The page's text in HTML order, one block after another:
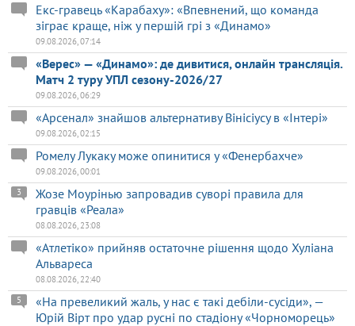
Екс-гравець «Карабаху»: «Впевнений, що команда
зіграє краще, ніж у першій грі з «Динамо»
09.08.2026, 07:14
«Верес» — «Динамо»: де дивитися, онлайн трансляція.
Матч 2 туру УПЛ сезону-2026/27
09.08.2026, 06:29
«Арсенал» знайшов альтернативу Вінісіусу в «Інтері»
09.08.2026, 02:15
Ромелу Лукаку може опинитися у «Фенербахче»
09.08.2026, 00:01
Жозе Моурінью запровадив суворі правила для
гравців «Реала»
3
08.08.2026, 23:08
«Атлетіко» прийняв остаточне рішення щодо Хуліана
Альвареса
08.08.2026, 22:40
«На превеликий жаль, у нас є такі дебіли-сусіди», —
Юрій Вірт про удар русні по стадіону «Чорноморець»
5